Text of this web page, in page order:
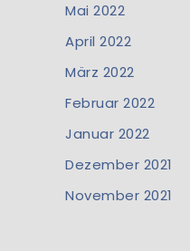
Mai 2022
April 2022
März 2022
Februar 2022
Januar 2022
Dezember 2021
November 2021